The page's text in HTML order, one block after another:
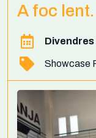
A foc
Divendres
Showcase